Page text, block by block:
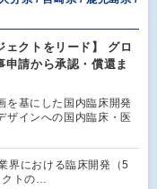
ェクトをリード】 グロ
請から承認・償還ま
を基にした国内臨床開発
ザインへの国内臨床・医
界における臨床開発（5
クトの…